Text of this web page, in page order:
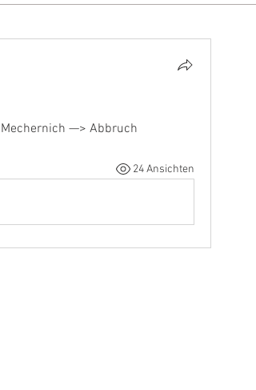
—> Abbruch
24 Ansichten